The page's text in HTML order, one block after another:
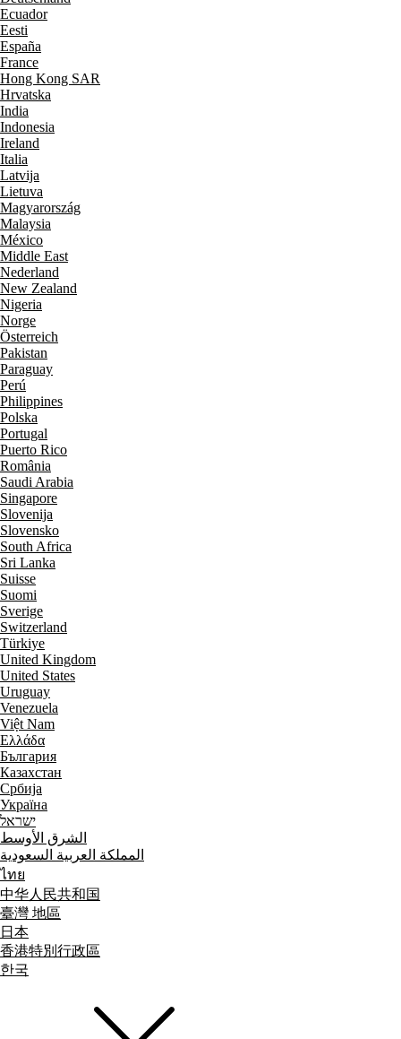
Ecuador
Eesti
España
France
Hong Kong SAR
Hrvatska
India
Indonesia
Ireland
Italia
Latvija
Lietuva
Magyarország
Malaysia
México
Middle East
Nederland
New Zealand
Nigeria
Norge
Österreich
Pakistan
Paraguay
Perú
Philippines
Polska
Portugal
Puerto Rico
România
Saudi Arabia
Singapore
Slovenija
Slovensko
South Africa
Sri Lanka
Suisse
Suomi
Sverige
Switzerland
Türkiye
United Kingdom
United States
Uruguay
Venezuela
Việt Nam
Ελλάδα
България
Казахстан
Србија
Україна
ישראל
الشرق الأوسط
المملكة العربية السعودية
ไทย
中华人民共和国
臺灣 地區
日本
香港特別行政區
한국